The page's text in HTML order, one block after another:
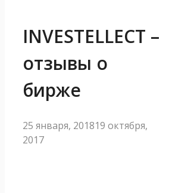
INVESTELLECT –
отзывы о
бирже
25 января, 201819 октября,
2017